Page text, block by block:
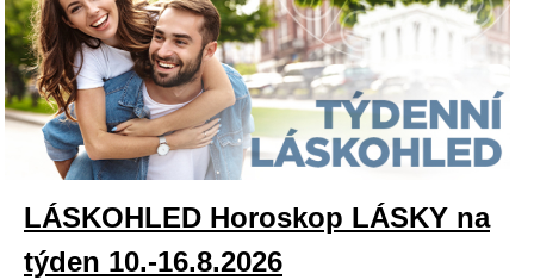
LÁSKOHLED Horoskop LÁSKY na
týden 10.-16.8.2026